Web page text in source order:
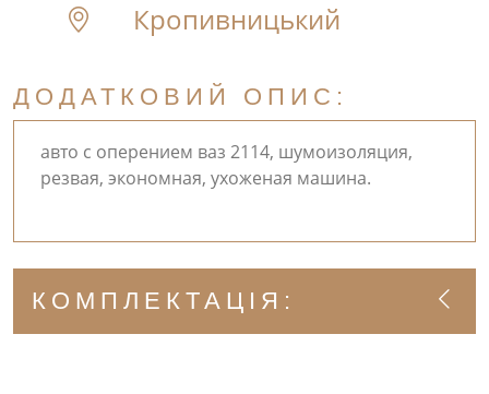
Кропивницький
ДОДАТКОВИЙ ОПИС:
авто с оперением ваз 2114, шумоизоляция,
резвая, экономная, ухоженая машина.
КОМПЛЕКТАЦІЯ: